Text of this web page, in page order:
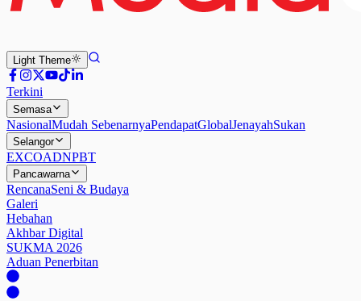
Light Theme
Terkini
Semasa
NasionalMudah SebenarnyaPendapatGlobalJenayahSukan
Selangor
EXCOADNPBT
Pancawarna
RencanaSeni & Budaya
Galeri
Hebahan
Akhbar Digital
SUKMA 2026
Aduan Penerbitan